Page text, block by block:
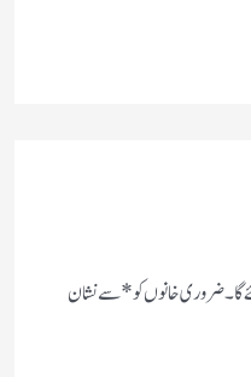
گا۔ضروری خانوں کو*سے نشان